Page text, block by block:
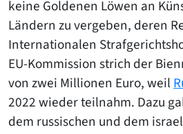
keine Goldenen Löwen an
Ländern zu vergeben, deren
Internationalen
EU-Kommission strich der
von zwei Millionen Euro, weil
2022 wieder teilnahm. Dazu
dem russischen und dem